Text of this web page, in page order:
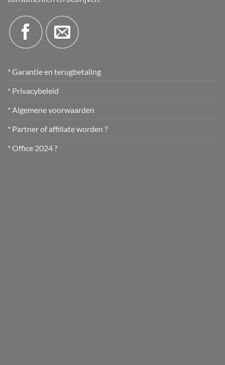
* Garantie en terugbetaling
* Privacybeleid
* Algemene voorwaarden
* Partner of affiliate worden ?
* Office 2024 ?